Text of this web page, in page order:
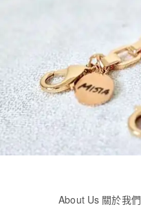
About Us 關於我們